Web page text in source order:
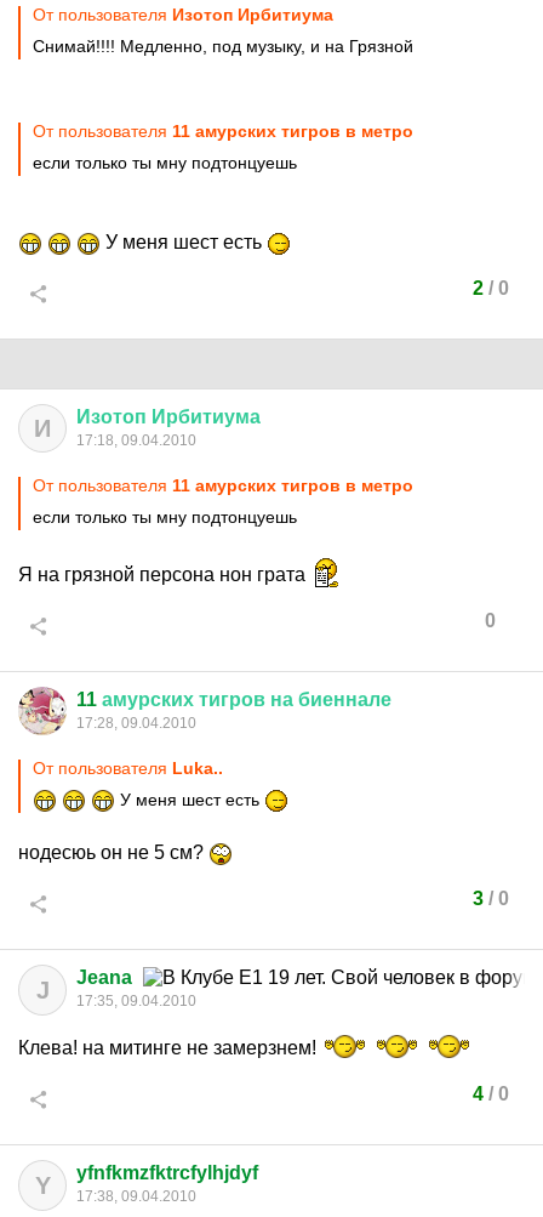
От пользователя Изотоп Ирбитиума
Снимай!!!! Медленно, под музыку, и на Грязной
От пользователя 11 амурских тигров в метро
если только ты мну подтонцуешь
У меня шест есть
2/ 0
И Изотоп Ирбитиума
17:18, 09.04.2010
От пользователя 11 амурских тигров в метро
если только ты мну подтонцуешь
Я на грязной персона нон грата
0
11 амурских тигров на биеннале
17:28, 09.04.2010
От пользователя Luka..
У меня шест есть
нодесюь он не 5 см?
3/ 0
J Jeana
17:35, 09.04.2010
Клева! на митинге не замерзнем!
4/ 0
Y yfnfkmzfktrcfylhjdyf
17:38, 09.04.2010